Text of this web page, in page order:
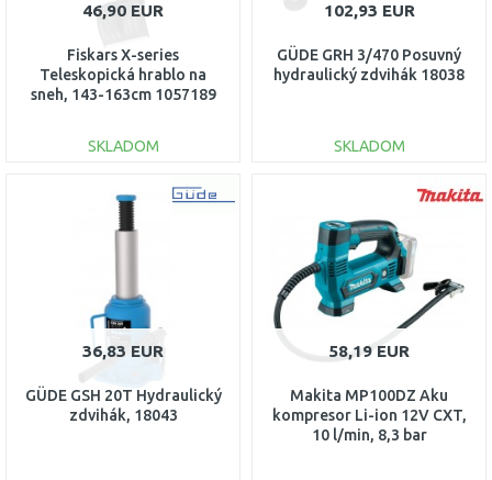
46,90 EUR
Fiskars X-series
Teleskopická hrablo na
sneh, 143-163cm 1057189
SKLADOM
DO KOŠÍKA
Porovnať
102,93 EUR
GÜDE GRH 3/470 Posuvný
hydraulický zdvihák 18038
SKLADOM
DO KOŠÍKA
Porovnať
36,83 EUR
GÜDE GSH 20T Hydraulický
zdvihák, 18043
58,19 EUR
Makita MP100DZ Aku
kompresor Li-ion 12V CXT,
10 l/min, 8,3 bar